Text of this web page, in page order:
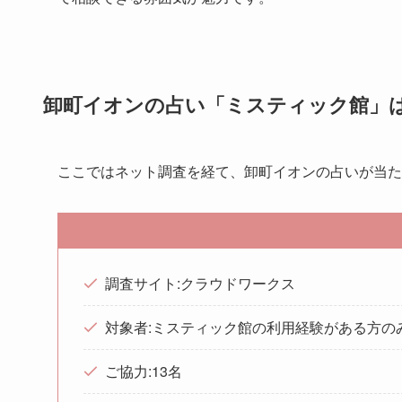
卸町イオンの占い「ミスティック館」
ここではネット調査を経て、卸町イオンの占いが当
調査サイト:クラウドワークス
対象者:ミスティック館の利用経験がある方の
ご協力:13名